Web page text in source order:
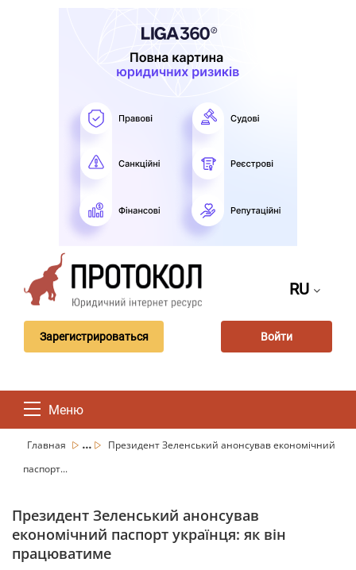
RU
Зарегистрироваться Войти
Меню
Главная ...
Президент Зеленський анонсував економічний
паспорт...
Президент Зеленський анонсував
економічний паспорт українця: як він
працюватиме